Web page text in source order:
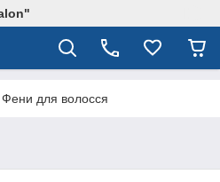
Фени для волосся